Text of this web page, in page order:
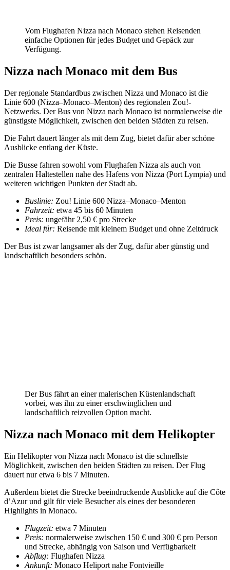
Vom Flughafen Nizza nach Monaco stehen Reisenden
einfache Optionen für jedes Budget und Gepäck zur
Verfügung.
Nizza nach Monaco mit dem Bus
Der regionale Standardbus zwischen Nizza und Monaco ist die
Linie 600 (Nizza–Monaco–Menton) des regionalen Zou!-
Netzwerks. Der Bus von Nizza nach Monaco ist normalerweise die
günstigste Möglichkeit, zwischen den beiden Städten zu reisen.
Die Fahrt dauert länger als mit dem Zug, bietet dafür aber schöne
Ausblicke entlang der Küste.
Die Busse fahren sowohl vom Flughafen Nizza als auch von
zentralen Haltestellen nahe des Hafens von Nizza (Port Lympia) und
weiteren wichtigen Punkten der Stadt ab.
Buslinie: Zou! Linie 600 Nizza–Monaco–Menton
Fahrzeit: etwa 45 bis 60 Minuten
Preis: ungefähr 2,50 € pro Strecke
Ideal für: Reisende mit kleinem Budget und ohne Zeitdruck
Der Bus ist zwar langsamer als der Zug, dafür aber günstig und
landschaftlich besonders schön.
Der Bus fährt an einer malerischen Küstenlandschaft
vorbei, was ihn zu einer erschwinglichen und
landschaftlich reizvollen Option macht.
Nizza nach Monaco mit dem Helikopter
Ein Helikopter von Nizza nach Monaco ist die schnellste
Möglichkeit, zwischen den beiden Städten zu reisen. Der Flug
dauert nur etwa 6 bis 7 Minuten.
Außerdem bietet die Strecke beeindruckende Ausblicke auf die Côte
d’Azur und gilt für viele Besucher als eines der besonderen
Highlights in Monaco.
Flugzeit: etwa 7 Minuten
Preis: normalerweise zwischen 150 € und 300 € pro Person
und Strecke, abhängig von Saison und Verfügbarkeit
Abflug: Flughafen Nizza
Ankunft: Monaco Heliport nahe Fontvieille